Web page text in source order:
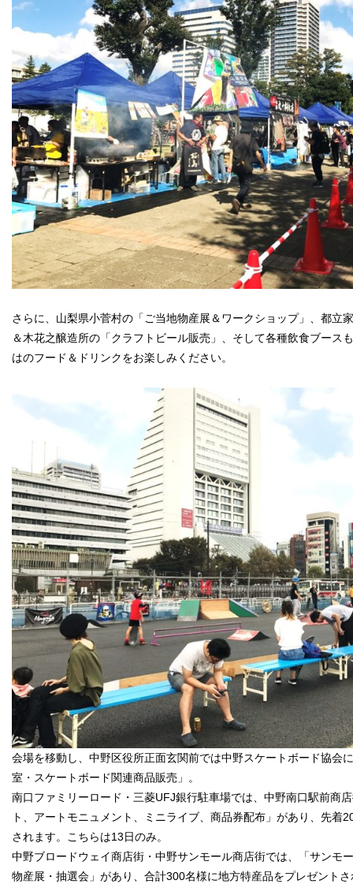
さらに、山梨県小菅村の「ご当地物産展＆ワークショップ」、都立
＆木花之醸造所の「クラフトビール販売」、そして各種飲食ブース
はのフード＆ドリンクをお楽しみください。
会場を移動し、中野区役所正面玄関前では中野スケートボード協会
室・スケートボード関連商品販売」。
南口ファミリーロード・三菱UFJ銀行駐車場では、中野南口駅前商
ト、アートモニュメント、ミニライブ、商品券配布」があり、先着
されます。こちらは13日のみ。
中野ブロードウェイ商店街・中野サンモール商店街では、「サンモ
物産展・抽選会」があり、合計300名様に地方特産品をプレゼント